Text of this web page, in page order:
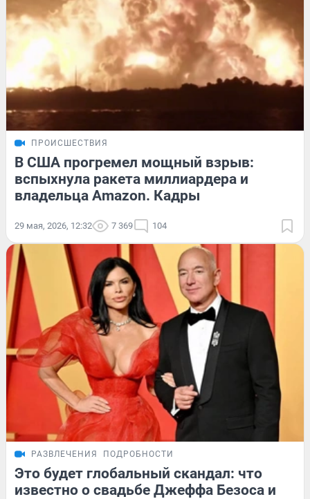
ПРОИСШЕСТВИЯ
В США прогремел мощный взрыв:
вспыхнула ракета миллиардера и
владельца Amazon. Кадры
29 мая, 2026, 12:32 7 369 104
РАЗВЛЕЧЕНИЯ ПОДРОБНОСТИ
Это будет глобальный скандал: что
известно о свадьбе Джеффа Безоса и